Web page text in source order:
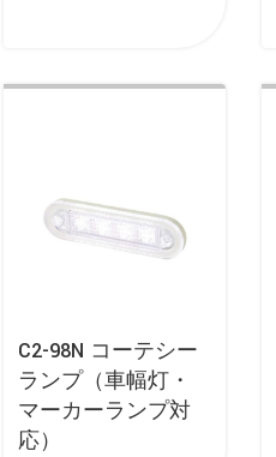
C2-98N コーテシー
ランプ（車幅灯・
マーカーランプ対
応）